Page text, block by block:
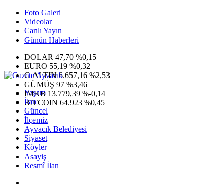
Foto Galeri
Videolar
Canlı Yayın
Günün Haberleri
DOLAR 47,70 %0,15
EURO 55,19 %0,32
G.ALTIN6.657,16 %2,53
GÜMÜŞ 97 %3,46
IMKB 13.779,39 %-0,14
BITCOIN 64.923 %0,45
Yaşam
İlan
Güncel
İlçemiz
Ayvacık Belediyesi
Siyaset
Köyler
Asayiş
Resmî İlan